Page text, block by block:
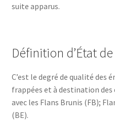
suite apparus.
Définition d’État
C’est le degré de qualité des
frappées et à destination
avec les Flans Brunis (FB);
(BE).